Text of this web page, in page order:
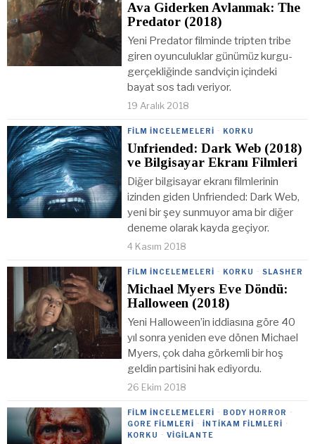
Ava Giderken Avlanmak: The
Predator (2018)
Yeni Predator filminde tripten tribe
giren oyunculuklar günümüz kurgu-
gerçekliğinde sandviçin içindeki
bayat sos tadı veriyor.
19 Aralık 2018
FILM İNCELEMELERI · KORKU
Unfriended: Dark Web (2018)
ve Bilgisayar Ekranı Filmleri
Diğer bilgisayar ekranı filmlerinin
izinden giden Unfriended: Dark Web,
yeni bir şey sunmuyor ama bir diğer
deneme olarak kayda geçiyor.
4 Kasım 2018
FILM İNCELEMELERI · KORKU · SLASHER
Michael Myers Eve Döndü:
Halloween (2018)
Yeni Halloween’in iddiasına göre 40
yıl sonra yeniden eve dönen Michael
Myers, çok daha görkemli bir hoş
geldin partisini hak ediyordu.
26 Ekim 2018
FILM İNCELEMELERI · BODY HORROR ·
GORE FILMLERI · İNTIKAM FILMLERI ·
KORKU · VIGILANTE